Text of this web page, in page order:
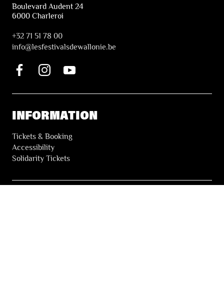
Boulevard Audent 24
6000 Charleroi
+32 71 51 78 00
info@lesfestivalsdewallonie.be
INFORMATION
Tickets & Booking
Accessibility
Solidarity Tickets